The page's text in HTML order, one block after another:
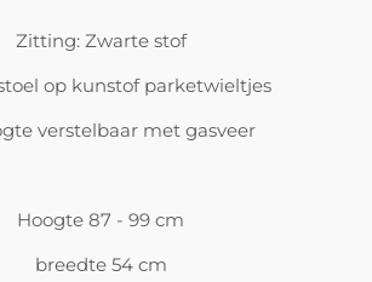
Zitting: Zwarte stof
op kunstof parketwieltjes
verstelbaar met gasveer
Hoogte 87 - 99 cm
breedte 54 cm